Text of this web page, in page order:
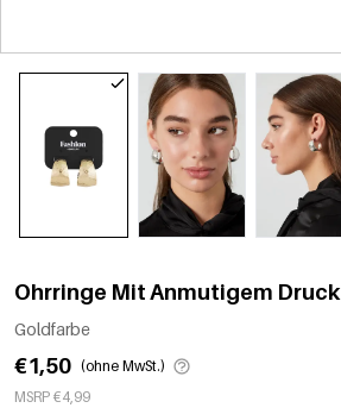
Ohrringe Mit Anmutigem Druck
Goldfarbe
€1,50 (ohne MwSt.)
MSRP €4,99